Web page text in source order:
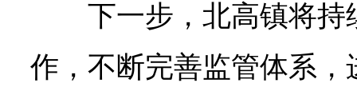
下一步，北高镇将持
作，不断完善监管体系